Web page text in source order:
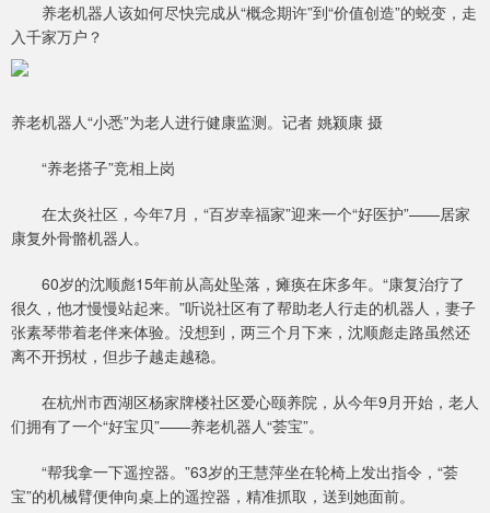
养老机器人该如何尽快完成从“概念期许”到“价值创造”的蜕变，走
入千家万户？
养老机器人“小悉”为老人进行健康监测。记者 姚颍康 摄
“养老搭子”竞相上岗
在太炎社区，今年7月，“百岁幸福家”迎来一个“好医护”——居家
康复外骨骼机器人。
60岁的沈顺彪15年前从高处坠落，瘫痪在床多年。“康复治疗了
很久，他才慢慢站起来。”听说社区有了帮助老人行走的机器人，妻子
张素琴带着老伴来体验。没想到，两三个月下来，沈顺彪走路虽然还
离不开拐杖，但步子越走越稳。
在杭州市西湖区杨家牌楼社区爱心颐养院，从今年9月开始，老人
们拥有了一个“好宝贝”——养老机器人“荟宝”。
“帮我拿一下遥控器。”63岁的王慧萍坐在轮椅上发出指令，“荟
宝”的机械臂便伸向桌上的遥控器，精准抓取，送到她面前。